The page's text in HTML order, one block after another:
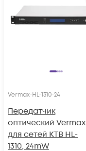
Vermax-HL-1310-24
Передатчик
оптический Vermax
для сетей КТВ HL-
1310, 24mW